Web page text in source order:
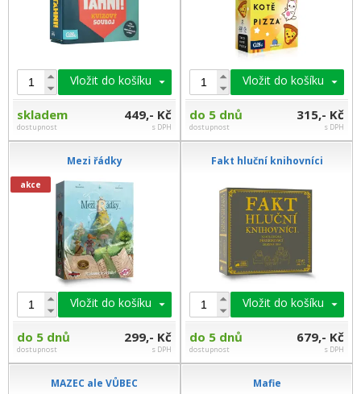
Vložit do košíku
skladem
dostupnost
449,- Kč
s DPH
Vložit do košíku
do 5 dnů
dostupnost
315,- Kč
s DPH
Mezi řádky
akce
Vložit do košíku
do 5 dnů
dostupnost
299,- Kč
s DPH
Fakt hluční knihovníci
Vložit do košíku
do 5 dnů
dostupnost
679,- Kč
s DPH
MAZEC ale VŮBEC Mafie